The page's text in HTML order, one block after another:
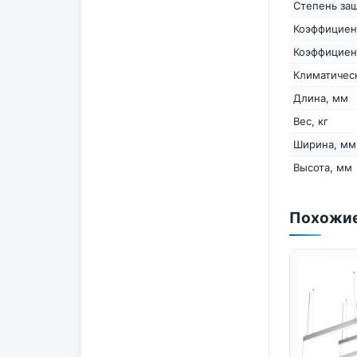
Степень
Длина, мм
Вес, кг
Ширина, мм
Высота, мм